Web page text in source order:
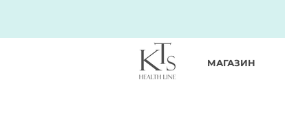
МАГАЗИН